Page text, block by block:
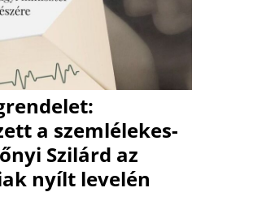
a szemlélekes-
Szilárd az
nyílt levelén